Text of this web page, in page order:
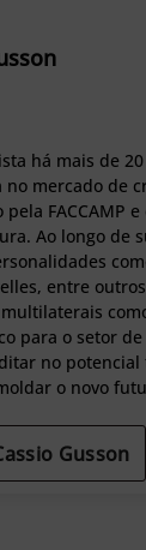
há mais de
mercado de
FACCAMP
Ao longo de
entre
para o setor
no
o novo
Gusson